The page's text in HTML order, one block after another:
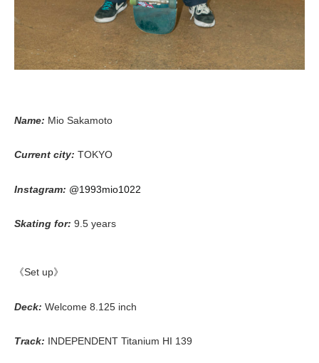
Name: Mio Sakamoto
Current city: TOKYO
Instagram: @1993mio1022
Skating for: 9.5 years
《Set up》
Deck: Welcome 8.125 inch
Track: INDEPENDENT Titanium HI 139